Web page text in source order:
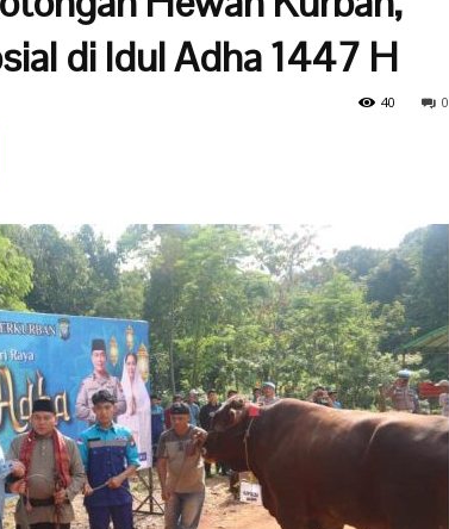
di Idul Adha 1447 H
0
40